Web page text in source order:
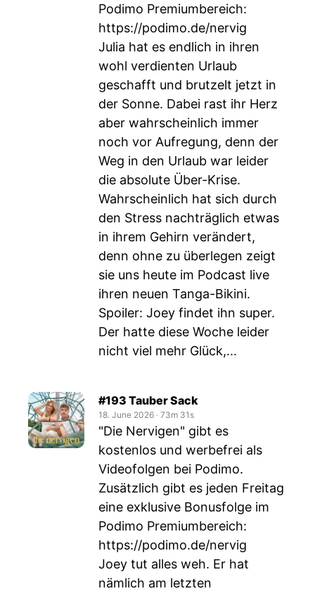
Podimo Premiumbereich:
https://podimo.de/nervig
Julia hat es endlich in ihren
wohl verdienten Urlaub
geschafft und brutzelt jetzt in
der Sonne. Dabei rast ihr Herz
aber wahrscheinlich immer
noch vor Aufregung, denn der
Weg in den Urlaub war leider
die absolute Über-Krise.
Wahrscheinlich hat sich durch
den Stress nachträglich etwas
in ihrem Gehirn verändert,
denn ohne zu überlegen zeigt
sie uns heute im Podcast live
ihren neuen Tanga-Bikini.
Spoiler: Joey findet ihn super.
Der hatte diese Woche leider
nicht viel mehr Glück,...
#193 Tauber Sack
18. June 2026 ‧ 73m 31s
"Die Nervigen" gibt es
kostenlos und werbefrei als
Videofolgen bei Podimo.
Zusätzlich gibt es jeden Freitag
eine exklusive Bonusfolge im
Podimo Premiumbereich:
https://podimo.de/nervig
Joey tut alles weh. Er hat
nämlich am letzten